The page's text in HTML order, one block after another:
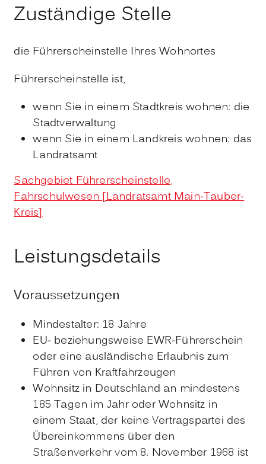
Zuständige Stelle
die Führerscheinstelle Ihres Wohnortes
Führerscheinstelle ist,
wenn Sie in einem Stadtkreis wohnen: die
Stadtverwaltung
wenn Sie in einem Landkreis wohnen: das
Landratsamt
Sachgebiet Führerscheinstelle,
Fahrschulwesen [Landratsamt Main-Tauber-
Kreis]
Leistungsdetails
Voraussetzungen
Mindestalter: 18 Jahre
EU- beziehungsweise EWR-Führerschein
oder eine ausländische Erlaubnis zum
Führen von Kraftfahrzeugen
Wohnsitz in Deutschland an mindestens
185 Tagen im Jahr oder Wohnsitz in
einem Staat, der keine Vertragspartei des
Übereinkommens über den
Straßenverkehr vom 8. November 1968 ist